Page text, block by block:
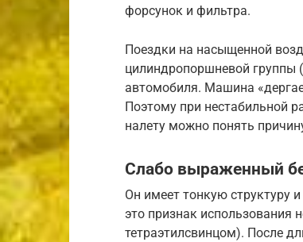
форсунок и фильтра.
Поездки на насыщенной
цилиндропоршневой группы
автомобиля. Машина
Поэтому при нестабильной
налету можно понять
Слабо выраженный
Он имеет тонкую структуру
это признак использования
тетраэтилсвинцом). После